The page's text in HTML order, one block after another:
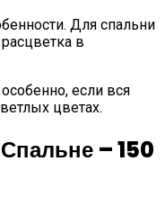
Для спальни
в
если вся
цветах.
– 150